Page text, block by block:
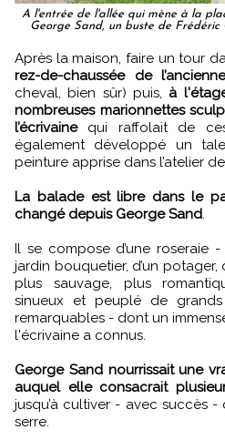
A l'entrée de l'allée qui mène à la
George Sand, un buste de Frédéric
Après la maison, faire un tour
rez-de-chaussée de
cheval, bien sûr) puis, à
nombreuses marionnettes
l’écrivainequi raffolait de ces
également développé un
peinture apprise dans l’atelier
La balade est libre dans le
changé depuis George Sand.
Il se compose d’une roseraie -
jardin bouquetier, d’un potager,
plus sauvage, plus
sinueux et peuplé de
remarquables - dont un
l'écrivaine a connus.
George Sand nourrissait une
auquel elle consacrait
jusqu’à cultiver - avec succès
serre.